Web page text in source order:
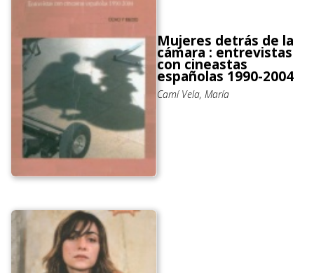
Mujeres detrás de la
cámara : entrevistas
con cineastas
españolas 1990-2004
Camí Vela, María